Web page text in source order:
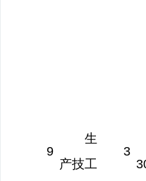
9
生
产技工
3